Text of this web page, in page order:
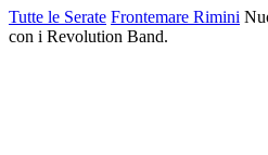
Tutte le Serate Frontemare Rimini
con i Revolution Band.